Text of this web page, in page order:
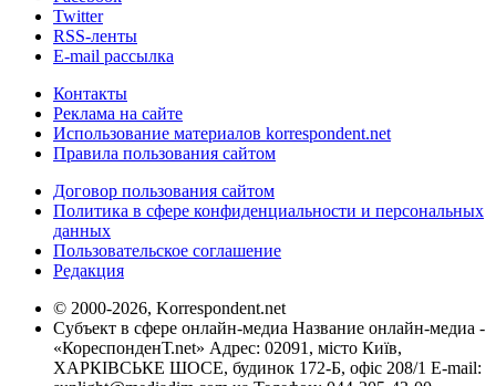
Twitter
RSS-ленты
E-mail рассылка
Контакты
Реклама на сайте
Использование материалов korrespondent.net
Правила пользования сайтом
Договор пользования сайтом
Политика в сфере конфиденциальности и персональных
данных
Пользовательское соглашение
Редакция
© 2000-2026, Korrespondent.net
Субъект в сфере онлайн-медиа Название онлайн-медиа -
«КореспонденТ.net» Адрес: 02091, місто Київ,
ХАРКІВСЬКЕ ШОСЕ, будинок 172-Б, офіс 208/1 E-mail: